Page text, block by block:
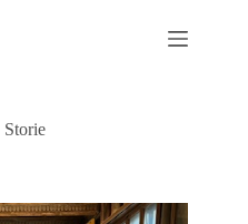
Storie